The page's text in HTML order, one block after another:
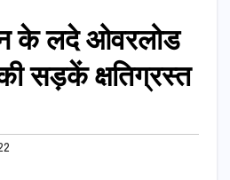
के लदे ओवरलोड
सड़कें क्षतिग्रस्त